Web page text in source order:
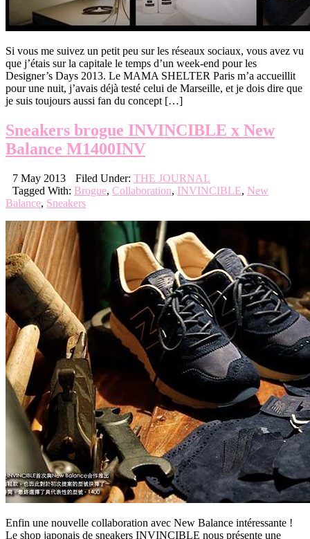
Si vous me suivez un petit peu sur les réseaux sociaux, vous avez vu
que j’étais sur la capitale le temps d’un week-end pour les
Designer’s Days 2013. Le MAMA SHELTER Paris m’a accueillit
pour une nuit, j’avais déjà testé celui de Marseille, et je dois dire que
je suis toujours aussi fan du concept […]
Sneakers brogue INVINCIBLE x New
Balance M1400INV
7 May 2013 Filed Under: THE JOURNAL
Tagged With: Brogue, Collaboration, INVINCIBLE, New
Balance, Sneakers
Enfin une nouvelle collaboration avec New Balance intéressante !
Le shop japonais de sneakers INVINCIBLE nous présente une